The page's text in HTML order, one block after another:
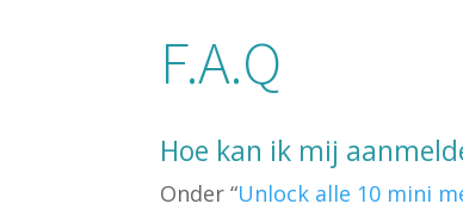
F.A.Q
Hoe kan ik mij
Onder “Unlock alle 10 mini